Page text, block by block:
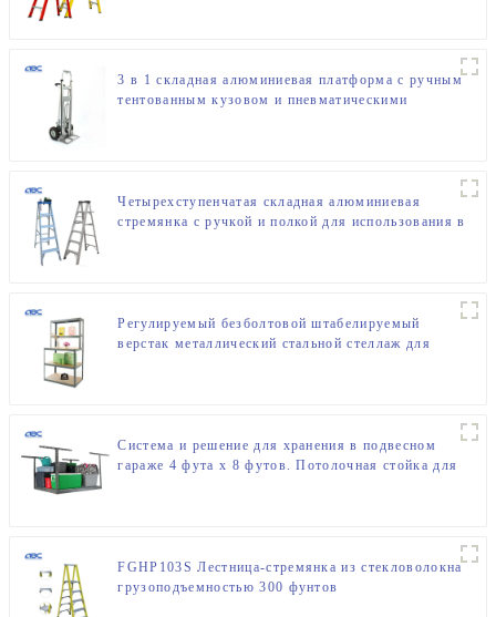
3 в 1 складная алюминиевая платформа с ручным
тентованным кузовом и пневматическими
Четырехступенчатая складная алюминиевая
стремянка с ручкой и полкой для использования в
Регулируемый безболтовой штабелируемый
верстак металлический стальной стеллаж для
Система и решение для хранения в подвесном
гараже 4 фута x 8 футов. Потолочная стойка для
FGHP103S Лестница-стремянка из стекловолокна
грузоподъемностью 300 фунтов